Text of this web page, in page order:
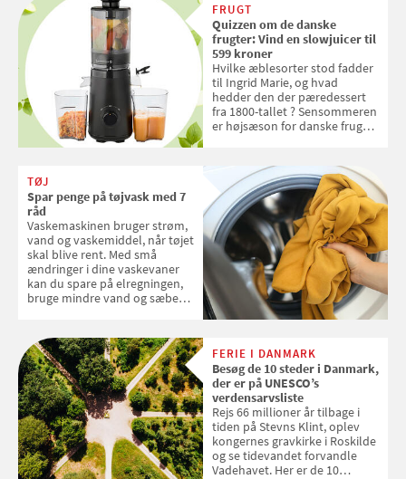
FRUGT
Quizzen om de danske
frugter: Vind en slowjuicer til
599 kroner
Hvilke æblesorter stod fadder
til Ingrid Marie, og hvad
hedder den der pæredessert
fra 1800-tallet ? Sensommeren
er højsæson for danske fruger,
favoritter. Det fejrer Samvirke
med en quiz om alt det danske
frugt, vi elsker. Konkurrencen
slutter fredag d. 18. september
2026
TØJ
Spar penge på tøjvask med 7
råd
Vaskemaskinen bruger strøm,
vand og vaskemiddel, når tøjet
skal blive rent. Med små
ændringer i dine vaskevaner
kan du spare på elregningen,
bruge mindre vand og sæbe
enkle råd til at spare penge på
tøjvasken
FERIE I DANMARK
Besøg de 10 steder i Danmark,
der er på UNESCO’s
verdensarvsliste
Rejs 66 millioner år tilbage i
tiden på Stevns Klint, oplev
kongernes gravkirke i Roskilde
og se tidevandet forvandle
Vadehavet. Her er de 10